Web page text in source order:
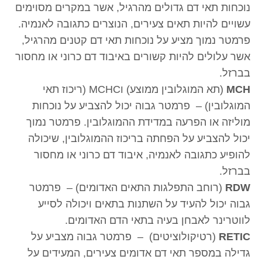
נוכחות תאי דם גדולים מהרגיל, אשר במקרים מסוימים
עשויים להיות תאים צעירים, הנוצרים כתגובה לאנמיה.
פרמטר נמוך מציע על נוכחות תאי דם קטנים מהרגיל,
אשר עלולים להיות קשורים באיבוד דם כרוני או מחסור
בברזל.
MCH
(תא המוגלובין ממוצע) וMCHC (ריכוז תאי
המוגלובין) – פרמטר גבוה יכול להצביע על נוכחות
מוליזה או הפרעה במדידת ההמוגלובין. פרמטר נמוך
יכול להצביע על הפחתה בריכוז ההמוגלובין, שיכולה
להופיע כתגובה לאנמיה, איבוד דם כרוני או מחסור
בברזל.
RDW (רוחב התפלגות התאים האדומים) – פרמטר
גבוה יכול להעיד על השתנות בתאים ויכולה לסייע
לווטרינר לאבחן בעיה בתאי הדם האדומים.
RETIC (רטיקולוציטים) – פרמטר גבוה מצביע על
גדילה במספר תאי דם אדומים צעירים, המעידים על